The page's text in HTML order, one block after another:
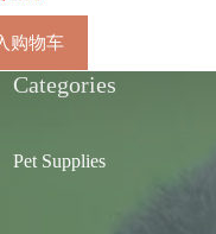
购物车
Categories
Pet Supplies